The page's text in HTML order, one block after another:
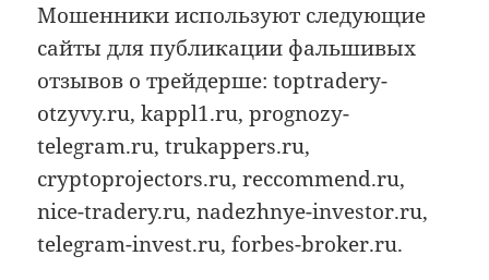
Мошенники используют следующие
сайты для публикации фальшивых
отзывов о трейдерше: toptradery-
otzyvy.ru, kappl1.ru, prognozy-
telegram.ru, trukappers.ru,
cryptoprojectors.ru, reccommend.ru,
nice-tradery.ru, nadezhnye-investor.ru,
telegram-invest.ru, forbes-broker.ru.